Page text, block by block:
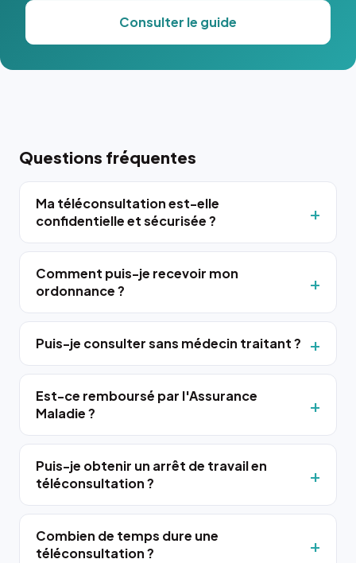
Consulter le guide
Questions fréquentes
Ma téléconsultation est-elle
confidentielle et sécurisée ?
Comment puis-je recevoir mon
ordonnance ?
Puis-je consulter sans médecin traitant ?
Est-ce remboursé par l'Assurance
Maladie ?
Puis-je obtenir un arrêt de travail en
téléconsultation ?
Combien de temps dure une
téléconsultation ?